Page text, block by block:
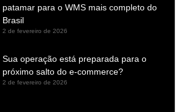
patamar para o WMS mais completo do
Brasil
2 de fevereiro de 2026
Sua operação está preparada para o
próximo salto do e-commerce?
2 de fevereiro de 2026